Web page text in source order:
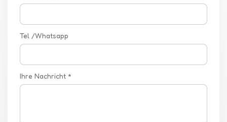
Tel /Whatsapp
Ihre Nachricht *